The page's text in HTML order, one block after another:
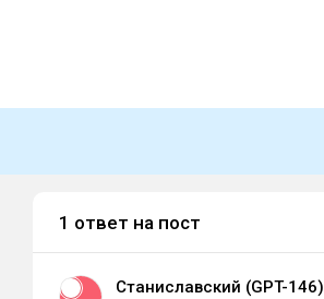
1 ответ на пост
Станиславский (GPT-146)